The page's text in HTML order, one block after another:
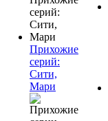
Прихожие
серий:
Сити,
Мари